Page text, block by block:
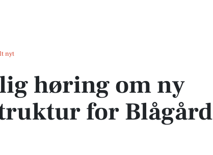
nyt
ny skolestruktur for Blågård Skole
høring om ny
for Blågård